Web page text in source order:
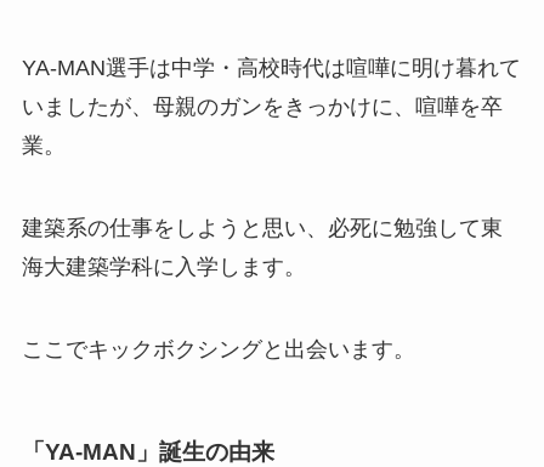
YA-MAN選手は中学・高校時代は喧嘩に明け暮れて
いましたが、母親のガンをきっかけに、喧嘩を卒
業。
建築系の仕事をしようと思い、必死に勉強して東
海大建築学科に入学します。
ここでキックボクシングと出会います。
「YA-MAN」誕生の由来